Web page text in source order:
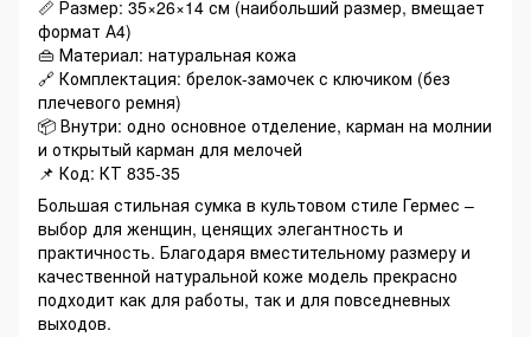
📏 Размер: 35×26×14 см (наибольший размер, вмещает
формат А4)
👜 Материал: натуральная кожа
🔗 Комплектация: брелок-замочек с ключиком (без
плечевого ремня)
📦 Внутри: одно основное отделение, карман на молнии
и открытый карман для мелочей
📌 Код: КТ 835-35
Большая стильная сумка в культовом стиле Гермес –
выбор для женщин, ценящих элегантность и
практичность. Благодаря вместительному размеру и
качественной натуральной коже модель прекрасно
подходит как для работы, так и для повседневных
выходов.